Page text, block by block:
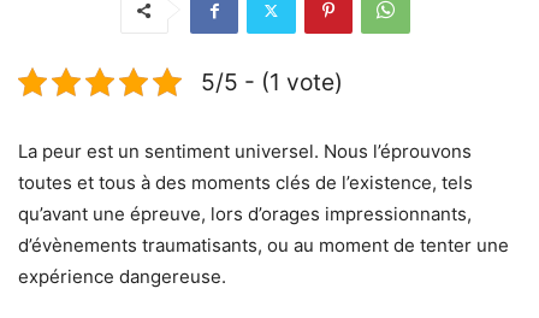
5/5 - (1 vote)
La peur est un sentiment universel. Nous l’éprouvons
toutes et tous à des moments clés de l’existence, tels
qu’avant une épreuve, lors d’orages impressionnants,
d’évènements traumatisants, ou au moment de tenter une
expérience dangereuse.